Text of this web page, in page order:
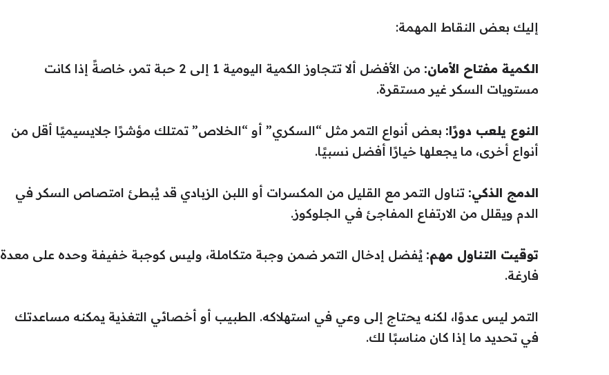
إليك بعض النقاط المهمة:
الكمية مفتاح الأمان:
من الأفضل ألا تتجاوز الكمية اليومية 1 إلى 2 حبة تمر، خاصةً إذا كانت
مستويات السكر غير مستقرة.
النوع يلعب دورًا: بعض أنواع التمر مثل “السكري” أو “الخلاص” تمتلك مؤشرًا جلايسيميًا أقل من
أنواع أخرى، ما يجعلها خيارًا أفضل نسبيًا.
الدمج الذكي: تناول التمر مع القليل من المكسرات أو اللبن الزبادي قد يُبطئ امتصاص السكر في
الدم ويقلل من الارتفاع المفاجئ في الجلوكوز.
توقيت التناول مهم: يُفضل إدخال التمر ضمن وجبة متكاملة، وليس كوجبة خفيفة وحده على معدة
فارغة.
التمر ليس عدوًا، لكنه يحتاج إلى وعي في استهلاكه. الطبيب أو أخصائي التغذية يمكنه مساعدتك
في تحديد ما إذا كان مناسبًا لك.